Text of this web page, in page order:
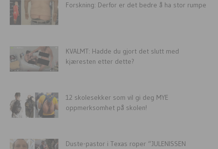
Forskning: Derfor er det bedre å ha stor rumpe
KVALMT: Hadde du gjort det slutt med
kjæresten etter dette?
12 skolesekker som vil gi deg MYE
oppmerksomhet på skolen!
Duste-pastor i Texas roper “JULENISSEN